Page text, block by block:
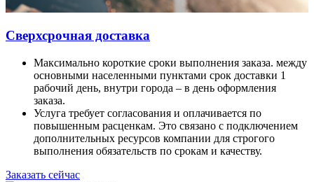
Сверхсрочная доставка
Максимально короткие сроки выполнения заказа. между
основными населенными пунктами срок доставки 1
рабочий день, внутри города – в день оформления
заказа.
Услуга требует согласования и оплачивается по
повышенным расценкам. Это связано с подключением
дополнительных ресурсов компании для строгого
выполнения обязательств по срокам и качеству.
Заказать сейчас